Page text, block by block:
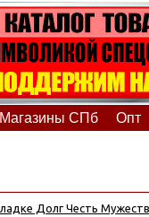
Магазины СПб Опт
Долг Честь